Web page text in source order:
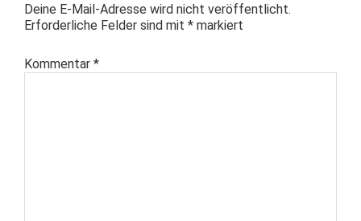
Deine E-Mail-Adresse wird nicht veröffentlicht.
Erforderliche Felder sind mit * markiert
Kommentar *